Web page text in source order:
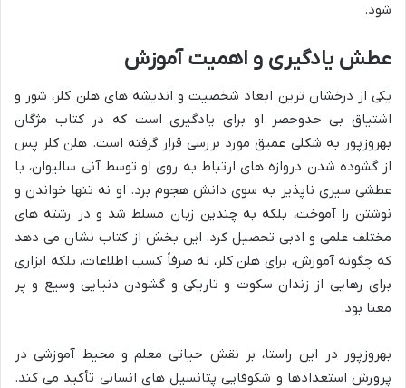
شود.
عطش یادگیری و اهمیت آموزش
یکی از درخشان ترین ابعاد شخصیت و اندیشه های هلن کلر، شور و
اشتیاق بی حدوحصر او برای یادگیری است که در کتاب مژگان
بهروزپور به شکلی عمیق مورد بررسی قرار گرفته است. هلن کلر پس
از گشوده شدن دروازه های ارتباط به روی او توسط آنی سالیوان، با
عطشی سیری ناپذیر به سوی دانش هجوم برد. او نه تنها خواندن و
نوشتن را آموخت، بلکه به چندین زبان مسلط شد و در رشته های
مختلف علمی و ادبی تحصیل کرد. این بخش از کتاب نشان می دهد
که چگونه آموزش، برای هلن کلر، نه صرفاً کسب اطلاعات، بلکه ابزاری
برای رهایی از زندان سکوت و تاریکی و گشودن دنیایی وسیع و پر
معنا بود.
بهروزپور در این راستا، بر نقش حیاتی معلم و محیط آموزشی در
پرورش استعدادها و شکوفایی پتانسیل های انسانی تأکید می کند.